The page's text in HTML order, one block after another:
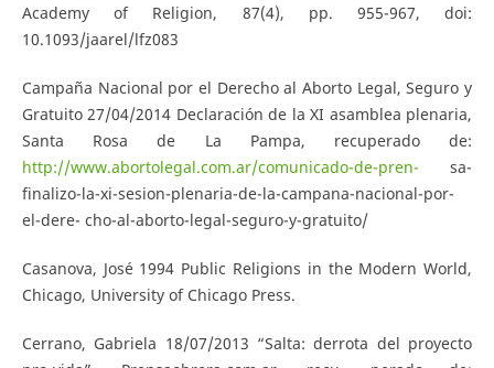
Academy of Religion, 87(4), pp. 955-967, doi:
10.1093/jaarel/lfz083
Campaña Nacional por el Derecho al Aborto Legal, Seguro y
Gratuito 27/04/2014 Declaración de la XI asamblea plenaria,
Santa Rosa de La Pampa, recuperado de:
http://www.abortolegal.com.ar/comunicado-de-pren- sa-
finalizo-la-xi-sesion-plenaria-de-la-campana-nacional-por-
el-dere- cho-al-aborto-legal-seguro-y-gratuito/
Casanova, José 1994 Public Religions in the Modern World,
Chicago, University of Chicago Press.
Cerrano, Gabriela 18/07/2013 “Salta: derrota del proyecto